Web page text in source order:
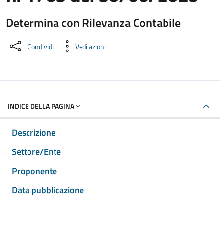
Determina con Rilevanza Contabile
Dettaglio del documento
Condividi Vedi azioni
INDICE DELLA PAGINA
Descrizione
Settore/Ente
Proponente
Data pubblicazione